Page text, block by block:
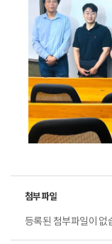
등록된 첨부파일이 없